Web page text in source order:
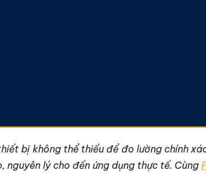
bị không thể thiếu để đo lường chính
nguyên lý cho đến ứng dụng thực tế. Cùng